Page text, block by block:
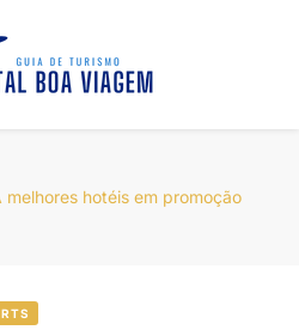
melhores hotéis em promoção